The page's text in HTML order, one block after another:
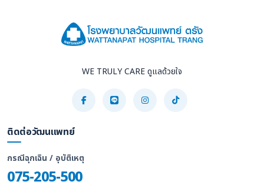
WE TRULY CARE ดูแลด้วยใจ
ติดต่อวัฒนแพทย์
กรณีฉุกเฉิน / อุบัติเหตุ
075-205-500